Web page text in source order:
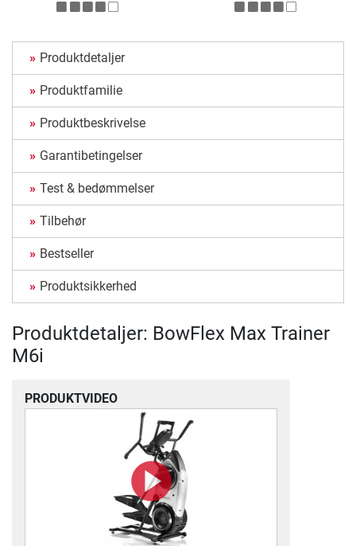
Produktdetaljer
Produktfamilie
Produktbeskrivelse
Garantibetingelser
Test & bedømmelser
Tilbehør
Bestseller
Produktsikkerhed
Produktdetaljer: BowFlex Max Trainer
M6i
PRODUKTVIDEO